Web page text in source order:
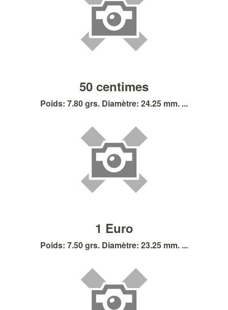
50 centimes
Poids: 7.80 grs. Diamètre: 24.25 mm. ...
1 Euro
Poids: 7.50 grs. Diamètre: 23.25 mm. ...